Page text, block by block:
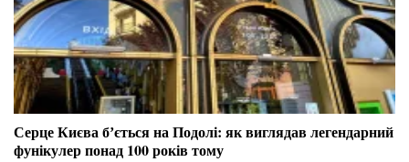
Серце Києва бʼється на Подолі: як виглядав легендарний
фунікулер понад 100 років тому